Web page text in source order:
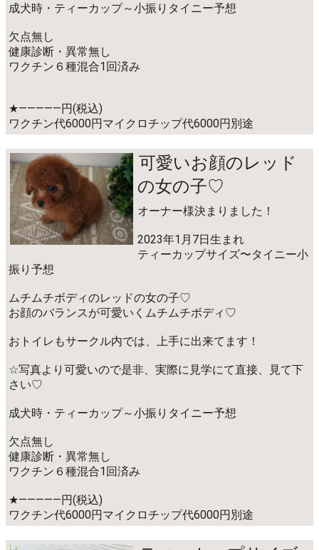
成犬時・ティーカップ～小振りタイニー予想
欠点無し
健康診断・異常無し
ワクチン６種混合1回済み
★―――――円(税込)
ワクチン代6000円マイクロチップ代6000円別途
可愛いお顔のレッド
の女の子♡
オーナー様決まりました！
2023年1月7日生まれ
ティーカップサイズ〜タイニー小
振り予想
ムチムチボディのレッドの女の子♡
お顔のバランスが可愛いくムチムチボディ♡
おトイレもサークル内では、上手に出来てます！
☆写真より可愛いので是非、実際に見学にて直接、見て下
さい♡
成犬時・ティーカップ～小振りタイニー予想
欠点無し
健康診断・異常無し
ワクチン６種混合1回済み
★―――――円(税込)
ワクチン代6000円マイクロチップ代6000円別途